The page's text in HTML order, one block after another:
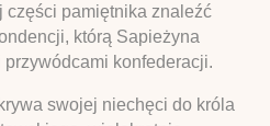
części pamiętnika znaleźć
którą Sapieżyna
konfederacji.
swojej niechęci do króla